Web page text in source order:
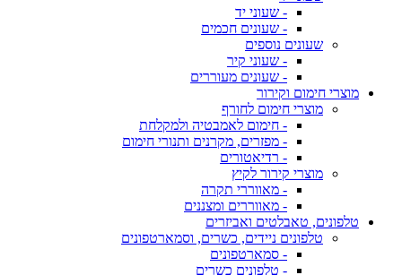
- שעוני יד
- שעונים חכמים
שעונים נוספים
- שעוני קיר
- שעונים מעוררים
מוצרי חימום וקירור
מוצרי חימום לחורף
- חימום לאמבטיה ולמקלחת
- מפזרים, מקרנים ותנורי חימום
- רדיאטורים
מוצרי קירור לקיץ
- מאווררי תקרה
- מאווררים ומצננים
טלפונים, טאבלטים ואביזרים
טלפונים ניידים, כשרים, וסמארטפונים
- סמארטפונים
- טלפונים כשרים